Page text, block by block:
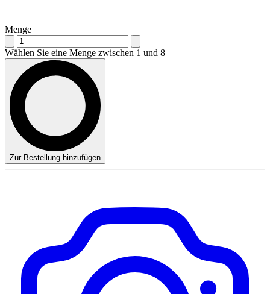
Menge
Wählen Sie eine Menge zwischen 1 und 8
Zur Bestellung hinzufügen